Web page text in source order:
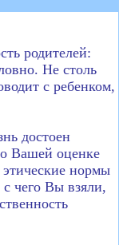
родителей:
Не столь
с ребенком,
достоен
Вашей оценке
нормы
чего Вы взяли,